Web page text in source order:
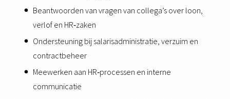
Beantwoorden van vragen van collega’s over loon,
verlof en HR‑zaken
Ondersteuning bij salarisadministratie, verzuim en
contractbeheer
Meewerken aan HR‑processen en interne
communicatie